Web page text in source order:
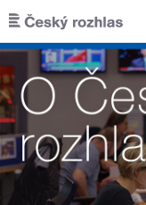
Přejít k hlavnímu